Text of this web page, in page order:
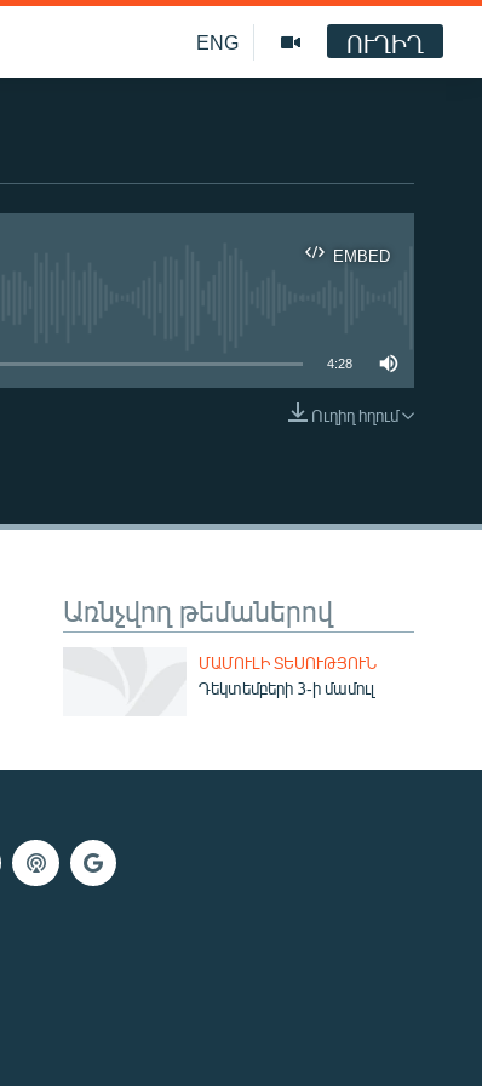
ENG ՈՒՂԻՂ
EMBED
EMBED
4:28
Ուղիղ հղում
Առնչվող թեմաներով
ՄԱՄՈՒԼԻ ՏԵՍՈՒԹՅՈՒՆ
Դեկտեմբերի 3-ի մամուլ